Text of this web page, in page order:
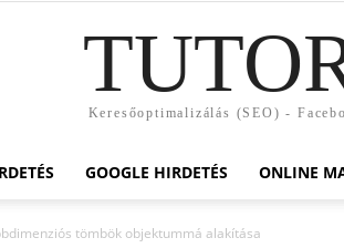
Keresőoptimalizálás (SEO) -
GOOGLE HIRDETÉS ONLINE
tömbök objektummá alakítása